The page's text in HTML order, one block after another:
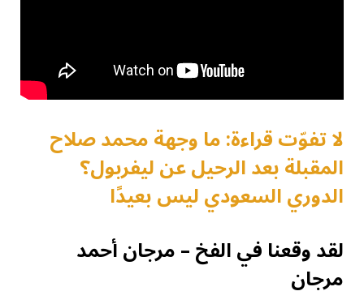
لا تفوّت قراءة: ما وجهة محمد صلاح
المقبلة بعد الرحيل عن ليفربول؟
الدوري السعودي ليس بعيدًا
لقد وقعنا في الفخ – مرجان أحمد
مرجان